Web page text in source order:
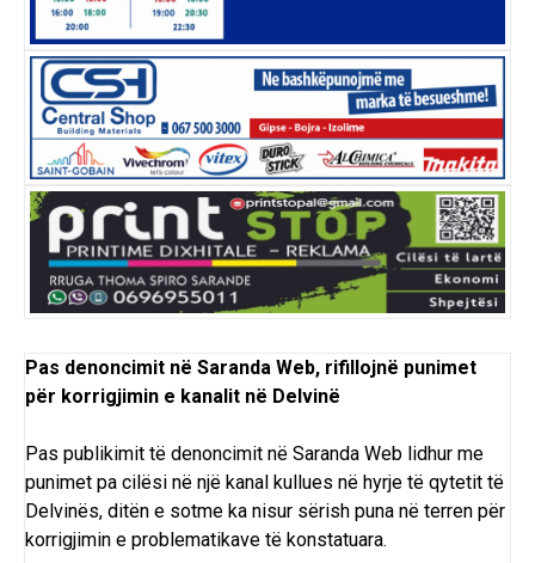
Pas denoncimit në Saranda Web, rifillojnë punimet
për korrigjimin e kanalit në Delvinë
Pas publikimit të denoncimit në Saranda Web lidhur me
punimet pa cilësi në një kanal kullues në hyrje të qytetit të
Delvinës, ditën e sotme ka nisur sërish puna në terren për
korrigjimin e problematikave të konstatuara.